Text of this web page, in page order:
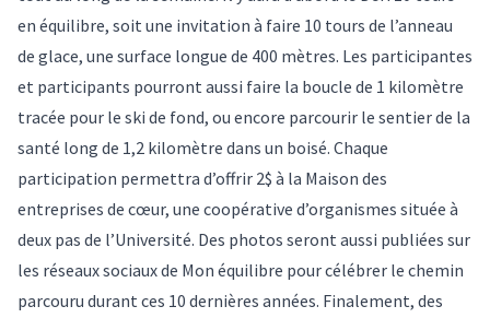
en équilibre, soit une invitation à faire 10 tours de l’anneau
de glace, une surface longue de 400 mètres. Les participantes
et participants pourront aussi faire la boucle de 1 kilomètre
tracée pour le ski de fond, ou encore parcourir le sentier de la
santé long de 1,2 kilomètre dans un boisé. Chaque
participation permettra d’offrir 2$ à la Maison des
entreprises de cœur, une coopérative d’organismes située à
deux pas de l’Université. Des photos seront aussi publiées sur
les réseaux sociaux de Mon équilibre pour célébrer le chemin
parcouru durant ces 10 dernières années. Finalement, des